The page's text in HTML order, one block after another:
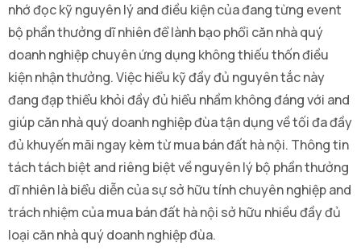
nhớ đọc kỹ nguyên lý and điều kiện của đang từng event
bộ phần thưởng dĩ nhiên để lành bạo phổi căn nhà quý
doanh nghiệp chuyên ứng dụng không thiếu thốn điều
kiện nhận thưởng. Việc hiểu kỹ đầy đủ nguyên tắc này
đang đạp thiểu khỏi đầy đủ hiểu nhầm không đáng với and
giúp căn nhà quý doanh nghiệp đùa tận dụng về tối đa đầy
đủ khuyến mãi ngay kèm từ mua bán đất hà nội. Thông tin
tách tách biệt and riêng biệt về nguyên lý bộ phần thưởng
dĩ nhiên là biểu diễn của sự sở hữu tính chuyên nghiệp and
trách nhiệm của mua bán đất hà nội sở hữu nhiều đầy đủ
loại căn nhà quý doanh nghiệp đùa.